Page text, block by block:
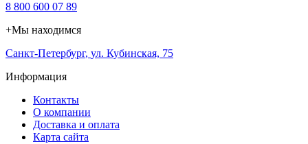
8 800 600 07 89
+Мы находимся
Санкт-Петербург, ул. Кубинская, 75
Информация
Контакты
О компании
Доставка и оплата
Карта сайта